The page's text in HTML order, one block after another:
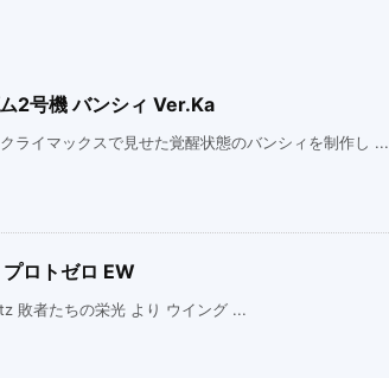
2号機 バンシィ Ver.Ka
ライマックスで見せた覚醒状態のバンシィを制作し ...
ロトゼロ EW
敗者たちの栄光 より ウイング ...